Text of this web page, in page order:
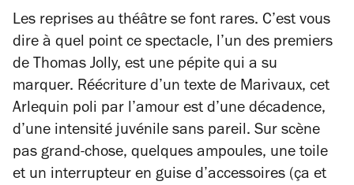
Les reprises au théâtre se font rares. C’est vous
dire à quel point ce spectacle, l’un des premiers
de Thomas Jolly, est une pépite qui a su
marquer. Réécriture d’un texte de Marivaux, cet
Arlequin poli par l’amour est d’une décadence,
d’une intensité juvénile sans pareil. Sur scène
pas grand-chose, quelques ampoules, une toile
et un interrupteur en guise d’accessoires (ça et